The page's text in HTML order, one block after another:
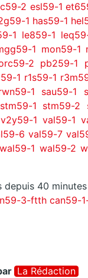
2 esl59-1
1 has59-1
1 le859-1
1 mon59-1
2 pb259-1
1 r1s59-1
1 sau59-1
stm59-1 stm59-2
v2y59-1 val59-1
6 val59-7
wal59-1 wal59-2
40
3-ftth can59-
La Rédaction